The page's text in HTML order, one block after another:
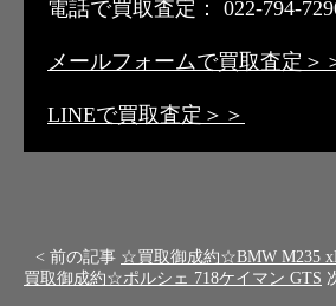
電話で買取査定： 022-794-
メールフォームで買取査定＞
LINEで買取査定＞＞
< 前の記事 ☆買取御成約☆BMW M235
買取御成約☆ポルシェ 718ケイマン GTS